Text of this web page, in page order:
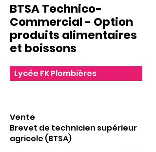
BTSA Technico-
Commercial - Option
produits alimentaires
et boissons
Lycée FK Plombières
Vente
Brevet de technicien supérieur
agricole (BTSA)